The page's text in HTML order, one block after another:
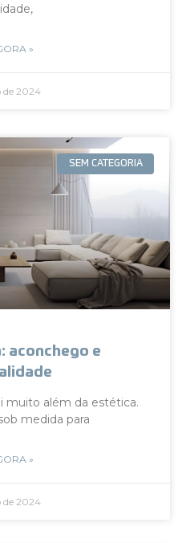
»
de 2024
SEM CATEGORIA
aconchego e
muito além da estética.
medida para
»
de 2024